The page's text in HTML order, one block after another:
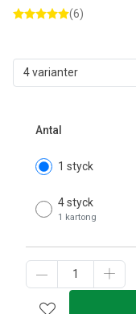
4 varianter
Antal
1 styck
4 styck
1 kartong
(6)